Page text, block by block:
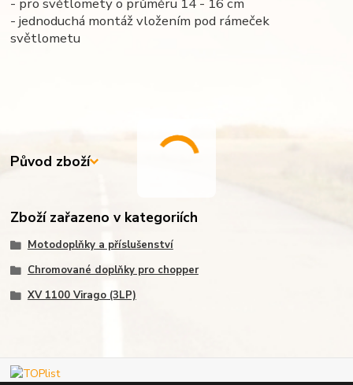
- pro světlomety o průměru 14 - 16 cm
- jednoduchá montáž vložením pod rámeček
světlometu
Původ zboží
Zboží zařazeno v kategoriích
Motodoplňky a příslušenství
Chromované doplňky pro chopper
XV 1100 Virago (3LP)